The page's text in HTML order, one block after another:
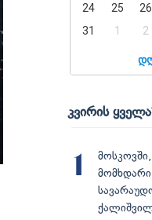
24
25 26
31
1 2
კვირის
1
მომხდარი